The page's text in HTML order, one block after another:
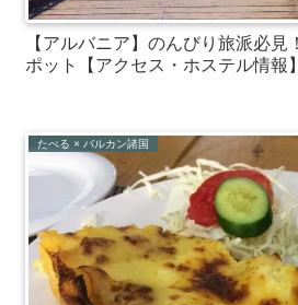
【アルバニア】のんびり旅派必見
ポット【アクセス・ホステル情報】
たべる × バルカン諸国